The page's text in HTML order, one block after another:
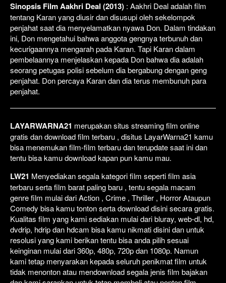
Sinopsis Film Aakhri Deal (2013) : Aakhri Deal adalah film
tentang Karan yang diusir dan disusupi oleh sekelompok
penjahat saat dia menyelamatkan nyawa Don. Dalam tindakan
ini, Don mengetahui bahwa anggota gengnya terbunuh dan
kecurigaannya mengarah pada Karan. Tapi Karan dalam
pembelaannya menjelaskan kepada Don bahwa dia adalah
seorang petugas polisi sebelum dia bergabung dengan geng
penjahat. Don percaya Karan dan dia terus membunuh para
penjahat.
LAYARWARNA21 merupakan situs streaming film online
gratis dan download film terbaru , disitus LayarWarna21 kamu
bisa menemukan film-film terbaru dan terupdate saat ini dan
tentu bisa kamu download kapan pun kamu mau.
LW21 Menyediakan segala kategori film seperti film asia
terbaru serta film barat paling baru , tentu segala macam
genre film mulai dari Action , Crime , Thriller , Horror Ataupun
Comedy bisa kamu tonton serta download disini secara gratis.
Kualitas film yang kami sediakan mulai dari bluray, web-dl, hd,
dvdrip, hdrip dan hdcam bisa kamu nikmati disini dan untuk
resolusi yang kami berikan tentu bisa anda pilih sesuai
keinginan mulai dari 360p, 480p, 720p dan 1080p. Namun
kami tetap menyarakan kepada seluruh penikmat film untuk
tidak menonton atau mendownload segala jenis film bajakan